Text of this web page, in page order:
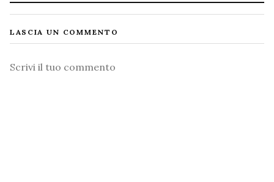
LASCIA UN COMMENTO
Commento